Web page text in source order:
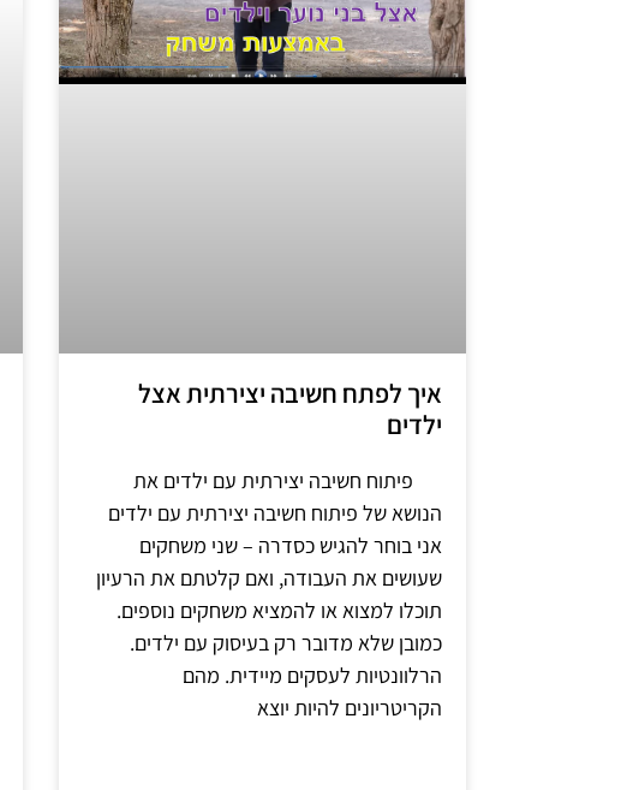
איך לפתח חשיבה יצירתית אצל
ילדים
פיתוח חשיבה יצירתית עם ילדים את
הנושא של פיתוח חשיבה יצירתית עם ילדים
אני בוחר להגיש כסדרה – שני משחקים
שעושים את העבודה, ואם קלטתם את הרעיון
תוכלו למצוא או להמציא משחקים נוספים.
כמובן שלא מדובר רק בעיסוק עם ילדים.
הרלוונטיות לעסקים מיידית. מהם
הקריטריונים להיות יוצא